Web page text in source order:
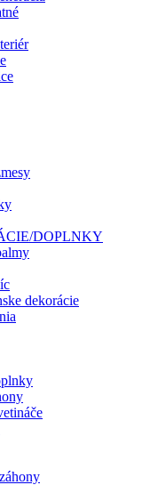
DOPLNKY
dekorácie